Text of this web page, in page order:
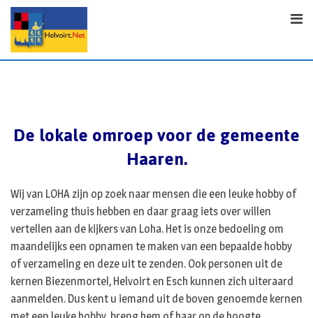
p
De lokale omroep voor de gemeente
Haaren.
Wij van LOHA zijn op zoek naar mensen die een leuke hobby of
verzameling thuis hebben en daar graag iets over willen
vertellen aan de kijkers van Loha. Het is onze bedoeling om
maandelijks een opnamen te maken van een bepaalde hobby
of verzameling en deze uit te zenden. Ook personen uit de
kernen Biezenmortel, Helvoirt en Esch kunnen zich uiteraard
aanmelden. Dus kent u iemand uit de boven genoemde kernen